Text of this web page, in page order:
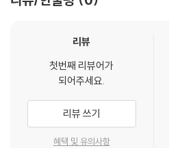
에 둘러싸여 살고 있었으므로, 어떤 사
의 삶에서 사라져버리려 한다고 생각하
었다. 게다가 숲의 은둔자들은 실제로
드물다.
왜냐하면 숲속에서 살아남기 위해서는
다.
그러프(Gruff), 실용적인 찰리
숲에서 문명과 담을 쌓은채 단순함(마리
다. 도입부에서 늙은 태드는 예기치 않
어진다. 찰리와 톰의 반응은 흥미롭게도
것처럼 말이다. 두 사람은 살아남은 자
품에는 사랑, 죽음, 체념, 소멸과 탄생 등
리뷰
첫번째 리뷰어가
되어주세요.
리뷰 쓰기
혜택 및 유의사항